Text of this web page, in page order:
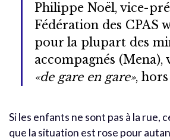
Philippe Noël, vice-
Fédération des CPAS
pour la plupart des
accompagnés (Mena),
«de gare en gare»,
Si les enfants ne sont pas à la rue,
que la situation est rose pour